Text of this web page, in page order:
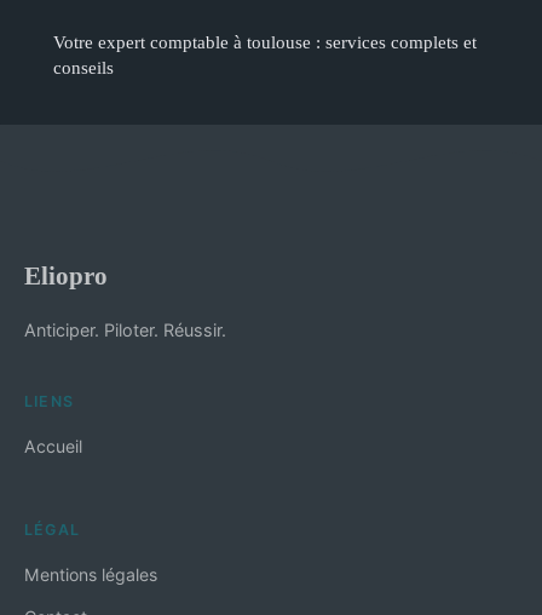
Votre expert comptable à toulouse : services complets et
conseils
Eliopro
Anticiper. Piloter. Réussir.
LIENS
Accueil
LÉGAL
Mentions légales